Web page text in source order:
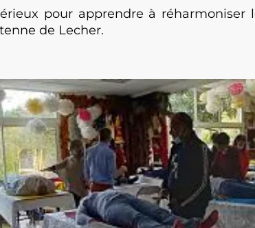
pour apprendre à réharmoniser
de Lecher.